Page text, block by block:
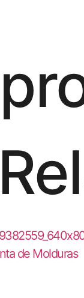
de Molduras